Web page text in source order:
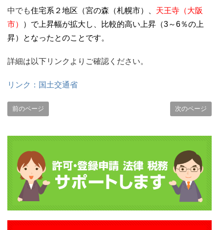
中でも住宅系２地区（宮の森（札幌市）、 天王寺（大阪
市）
）で上昇幅が拡大し、比較的高い上昇（3～6％の上
昇）となったとのことです。
詳細は以下リンクよりご確認ください。
リンク：国土交通省
前のページ 次のページ